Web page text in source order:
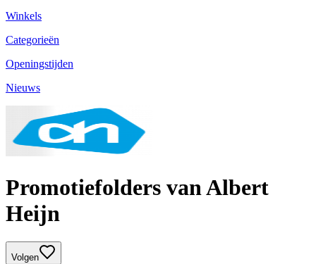
Winkels
Categorieën
Openingstijden
Nieuws
Promotiefolders van Albert
Heijn
Volgen